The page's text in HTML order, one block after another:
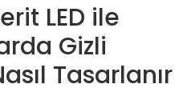
LED ile
Gizli
Tasarlanır